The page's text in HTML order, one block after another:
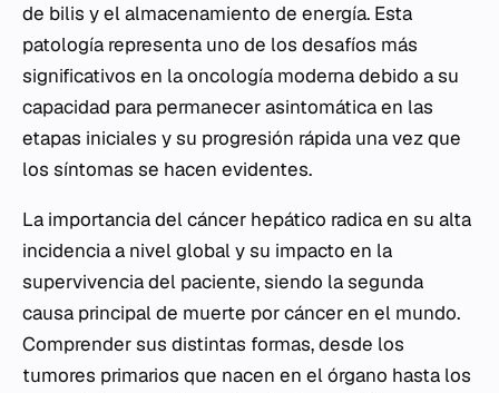
de bilis y el almacenamiento de energía. Esta
patología representa uno de los desafíos más
significativos en la oncología moderna debido a su
capacidad para permanecer asintomática en las
etapas iniciales y su progresión rápida una vez que
los síntomas se hacen evidentes.
La importancia del cáncer hepático radica en su alta
incidencia a nivel global y su impacto en la
supervivencia del paciente, siendo la segunda
causa principal de muerte por cáncer en el mundo.
Comprender sus distintas formas, desde los
tumores primarios que nacen en el órgano hasta los